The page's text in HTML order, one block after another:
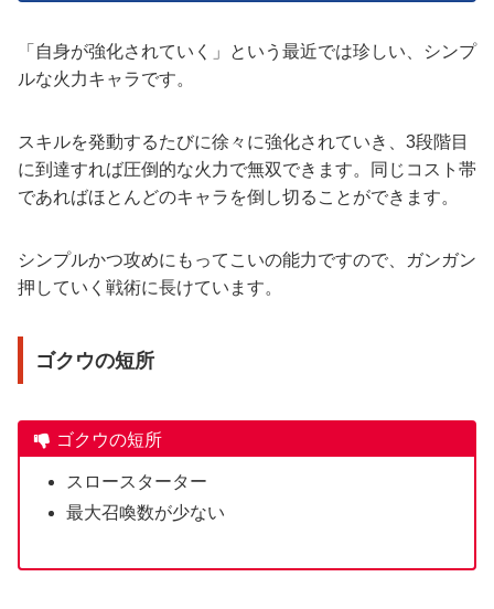
「自身が強化されていく」という最近では珍しい、シンプ
ルな火力キャラです。
スキルを発動するたびに徐々に強化されていき、3段階目
に到達すれば圧倒的な火力で無双できます。同じコスト帯
であればほとんどのキャラを倒し切ることができます。
シンプルかつ攻めにもってこいの能力ですので、ガンガン
押していく戦術に長けています。
ゴクウの短所
ゴクウの短所
スロースターター
最大召喚数が少ない